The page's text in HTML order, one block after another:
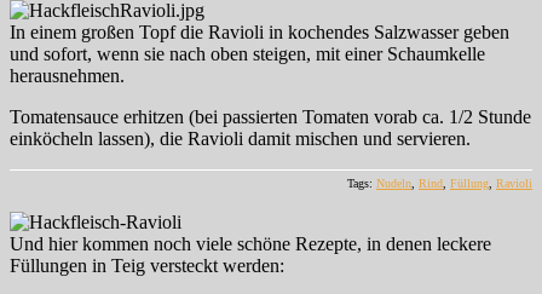
In einem großen Topf die Ravioli in kochendes Salzwasser geben
und sofort, wenn sie nach oben steigen, mit einer Schaumkelle
herausnehmen.
Tomatensauce erhitzen (bei passierten Tomaten vorab ca. 1/2 Stunde
einköcheln lassen), die Ravioli damit mischen und servieren.
Tags: Nudeln Rind Füllung Ravioli
Und hier kommen noch viele schöne Rezepte, in denen leckere
Füllungen in Teig versteckt werden: